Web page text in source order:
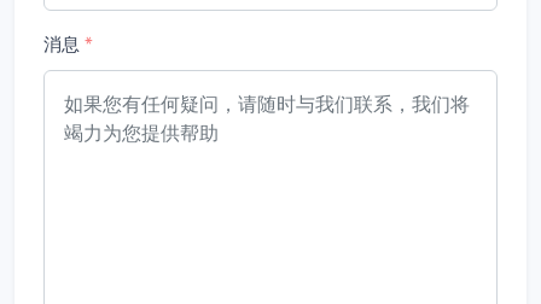
消息 *